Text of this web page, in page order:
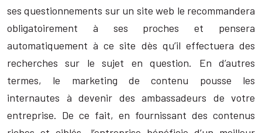
ses questionnements sur un site web le recommandera
obligatoirement à ses proches et pensera
automatiquement à ce site dès qu’il effectuera des
recherches sur le sujet en question. En d’autres
termes, le marketing de contenu pousse les
internautes à devenir des ambassadeurs de votre
entreprise. De ce fait, en fournissant des contenus